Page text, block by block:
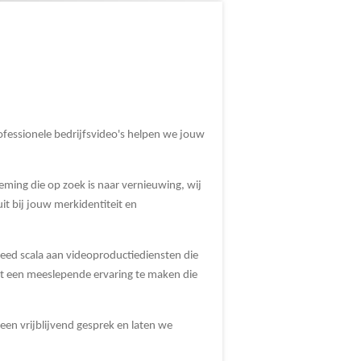
bedrijfsvideo's helpen we jouw
die op zoek is naar vernieuwing, wij
bij jouw merkidentiteit en
scala aan videoproductiediensten die
meeslepende ervaring te maken die
vrijblijvend gesprek en laten we